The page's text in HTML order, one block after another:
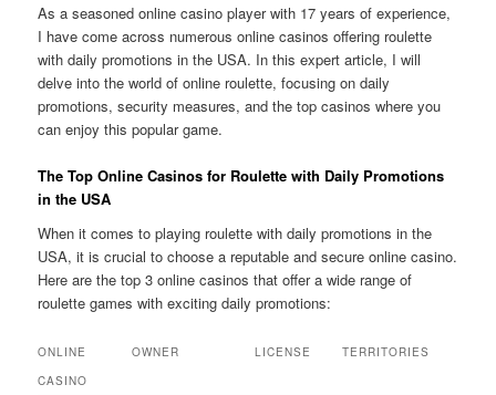
As a seasoned online casino player with 17 years of experience,
I have come across numerous online casinos offering roulette
with daily promotions in the USA. In this expert article, I will
delve into the world of online roulette, focusing on daily
promotions, security measures, and the top casinos where you
can enjoy this popular game.
The Top Online Casinos for Roulette with Daily Promotions
in the USA
When it comes to playing roulette with daily promotions in the
USA, it is crucial to choose a reputable and secure online casino.
Here are the top 3 online casinos that offer a wide range of
roulette games with exciting daily promotions:
ONLINE
CASINO
OWNER LICENSE TERRITORIES